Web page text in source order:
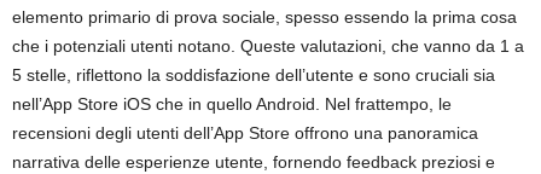
elemento primario di prova sociale, spesso essendo la prima cosa
che i potenziali utenti notano. Queste valutazioni, che vanno da 1 a
5 stelle, riflettono la soddisfazione dell’utente e sono cruciali sia
nell’App Store iOS che in quello Android. Nel frattempo, le
recensioni degli utenti dell’App Store offrono una panoramica
narrativa delle esperienze utente, fornendo feedback preziosi e